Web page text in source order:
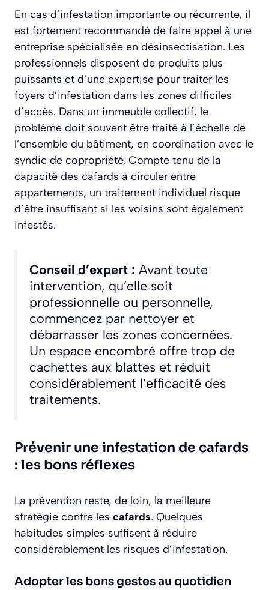
En cas d’infestation importante ou récurrente, il
est fortement recommandé de faire appel à une
entreprise spécialisée en désinsectisation. Les
professionnels disposent de produits plus
puissants et d’une expertise pour traiter les
foyers d’infestation dans les zones difficiles
d’accès. Dans un immeuble collectif, le
problème doit souvent être traité à l’échelle de
l’ensemble du bâtiment, en coordination avec le
syndic de copropriété. Compte tenu de la
capacité des cafards à circuler entre
appartements, un traitement individuel risque
d’être insuffisant si les voisins sont également
infestés.
Conseil d’expert : Avant toute
intervention, qu’elle soit
professionnelle ou personnelle,
commencez par nettoyer et
débarrasser les zones concernées.
Un espace encombré offre trop de
cachettes aux blattes et réduit
considérablement l’efficacité des
traitements.
Prévenir une infestation de cafards
: les bons réflexes
La prévention reste, de loin, la meilleure
stratégie contre les cafards. Quelques
habitudes simples suffisent à réduire
considérablement les risques d’infestation.
Adopter les bons gestes au quotidien